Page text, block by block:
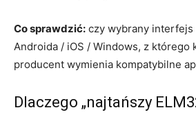
Co sprawdzić: czy wybrany interfejs
Androida / iOS / Windows, z którego
producent wymienia kompatybilne
Dlaczego „najtańszy